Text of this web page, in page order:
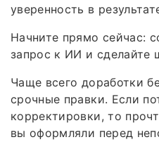
уверенность в
Начните прямо сейчас:
запрос к ИИ и сделайте
Чаще всего доработки
срочные правки. Если
корректировки, то
вы оформляли перед